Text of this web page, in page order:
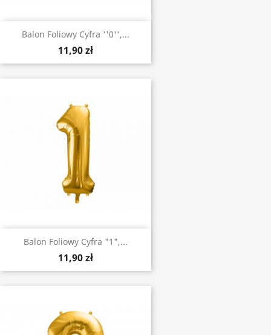
Balon Foliowy Cyfra ''0'',...
11,90 zł
Balon Foliowy Cyfra "1",...
11,90 zł